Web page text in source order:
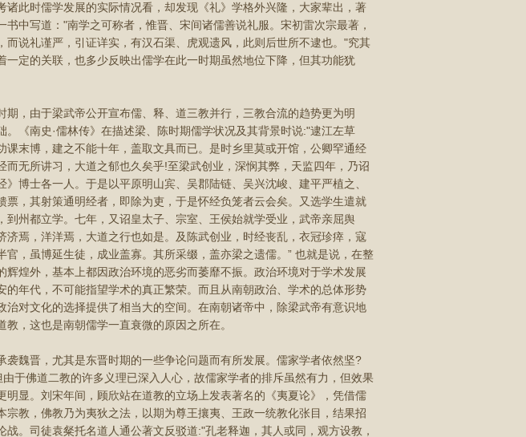
此时儒学发展的实际情况看，却发现《礼》学格外兴隆，大家辈出，著
中写道："南学之可称者，惟晋、宋间诸儒善说礼服。宋初雷次宗最著，
说礼谨严，引证详实，有汉石渠、虎观遗风，此则后世所不逮也。"究其
一定的关联，也多少反映出儒学在此一时期虽然地位下降，但其功能犹
，由于梁武帝公开宣布儒、释、道三教并行，三教合流的趋势更为明
《南史·儒林传》在描述梁、陈时期儒学状况及其背景时说:"逮江左草
末博，建之不能十年，盖取文具而已。是时乡里莫或开馆，公卿罕通经
无所讲习，大道之郁也久矣乎!至梁武创业，深悯其弊，天监四年，乃诏
博士各一人。于是以平原明山宾、吴郡陆链、吴兴沈峻、建平严植之、
，其射策通明经者，即除为吏，于是怀经负笼者云会矣。又选学生遣就
州都立学。七年，又诏皇太子、宗室、王侯始就学受业，武帝亲屈舆
焉，洋洋焉，大道之行也如是。及陈武创业，时经丧乱，衣冠珍瘁，寇
，虽博延生徒，成业盖寡。其所采缀，盖亦梁之遗儒。” 也就是说，在整
煌外，基本上都因政治环境的恶劣而萎靡不振。政治环境对于学术发展
年代，不可能指望学术的真正繁荣。而且从南朝政治、学术的总体形势
对文化的选择提供了相当大的空间。在南朝诸帝中，除梁武帝有意识地
，这也是南朝儒学一直衰微的原因之所在。
魏晋，尤其是东晋时期的一些争论问题而有所发展。儒家学者依然坚?
于佛道二教的许多义理已深入人心，故儒家学者的排斥虽然有力，但效果
显。刘宋年间，顾欣站在道教的立场上发表著名的《夷夏论》，凭借儒
教，佛教乃为夷狄之法，以期为尊王攘夷、王政一统教化张目，结果招
。司徒袁粲托名道人通公著文反驳道:"孔老释迦，其人或同，观方设教，